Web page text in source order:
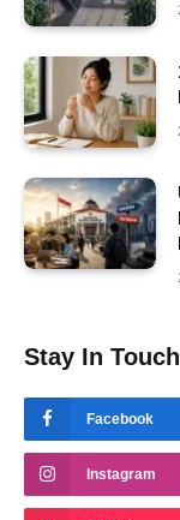
Stay In Touch
Facebook
Instagram